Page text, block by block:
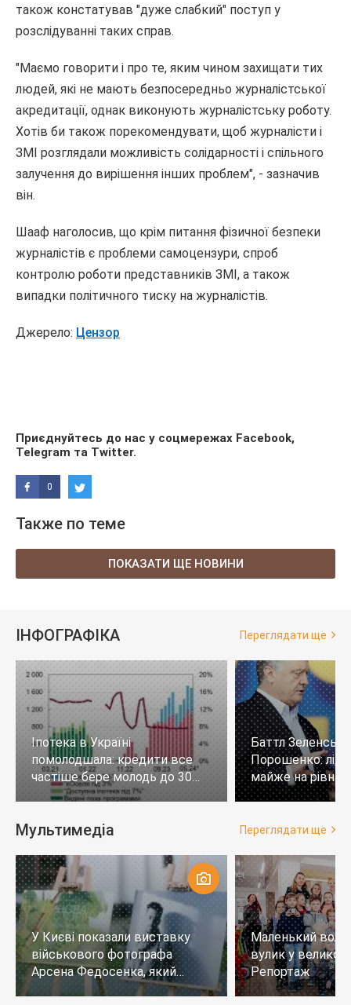
також констатував "дуже слабкий" поступ у
розслідуванні таких справ.
"Маємо говорити і про те, яким чином захищати тих
людей, які не мають безпосередньо журналістської
акредитації, однак виконують журналістську роботу.
Хотів би також порекомендувати, щоб журналісти і
ЗМІ розглядали можливість солідарності і спільного
залучення до вирішення інших проблем", - зазначив
він.
Шааф наголосив, що крім питання фізичної безпеки
журналістів є проблеми самоцензури, спроб
контролю роботи представників ЗМІ, а також
випадки політичного тиску на журналістів.
Джерело: Цензор
Приєднуйтесь до нас у соцмережах Facebook,
Telegram та Twitter.
0
Также по теме
ПОКАЗАТИ ЩЕ НОВИНИ
ІНФОГРАФІКА Переглядати ще
Іпотека в Україні
помолодшала: кредити все
частіше бере молодь до 30
років
Баттл
Порошенко:
майже на
тих, хто не
Мультимедіа Переглядати ще
У Києві показали виставку
військового фотографа
Арсена Федосенка, який
загинув на війні
Маленький
вулик у
Репортаж